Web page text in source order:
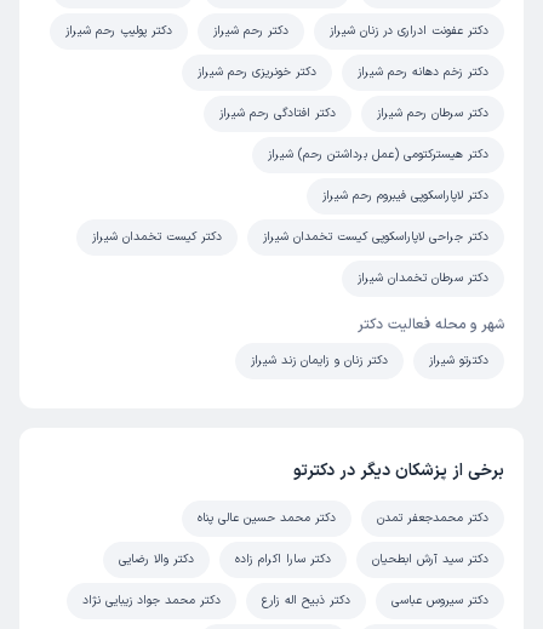
زرافشان
زمان انتظار:15-45 دقیقه
عالی
کاربر دکترتو
راضی نیستم
علت مراجعه: مدیریت دوران یائسگی و مشکلات هورمونی
مسعود
(
1403/10/18
دکتر عفونت ادراری در زنان شیراز دکتر رحم شیراز دکتر پولیپ رحم شیراز
دکتر زخم دهانه رحم شیراز دکتر خونریزی رحم شیراز
دکتر سرطان رحم شیراز دکتر افتادگی رحم شیراز
دکتر هیسترکتومی (عمل برداشتن رحم) شیراز
دکتر لاپاراسکوپی فیبروم رحم شیراز
دکتر جراحی لاپاراسکوپی کیست تخمدان شیراز دکتر کیست تخمدان شیراز
دکتر سرطان تخمدان شیراز
شهر و محله فعالیت دکتر
دکترتو شیراز دکتر زنان و زایمان زند شیراز
برخی از پزشکان دیگر در دکترتو
دکتر محمدجعفر تمدن دکتر محمد حسین عالی پناه
دکتر سید آرش ابطحیان دکتر سارا اکرام زاده دکتر والا رضایی
دکتر سیروس عباسی دکتر ذبیح اله زارع دکتر محمد جواد زیبایی نژاد